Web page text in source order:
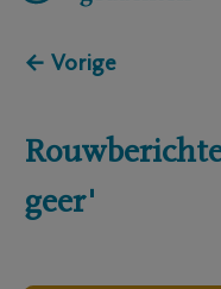
← Vorige
geer'